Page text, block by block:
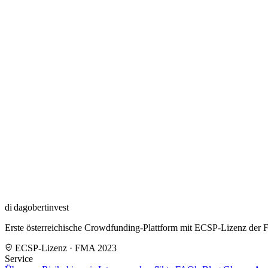
di dagobertinvest
Erste österreichische Crowdfunding-Plattform mit ECSP-Lizenz der
ECSP-Lizenz · FMA 2023
Service